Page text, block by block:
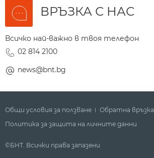
ВРЪЗКА С НАС
Всичко най-важно в твоя телефон
02 814 2100
news@bnt.bg
Общи условия за ползване Обратна връзка
Политика за защита на личните данни
©БНТ. Всички права запазени